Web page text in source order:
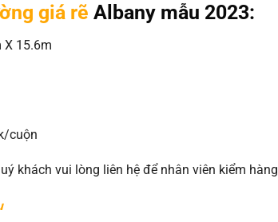
giá rẽ Albany mẫu 2023:
X 15.6m
cuộn
khách vui lòng liên hệ để nhân viên kiểm hàng